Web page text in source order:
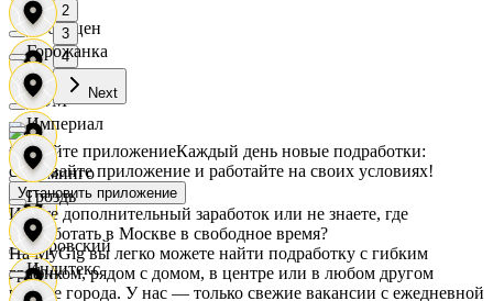
Доброцен
ДОМ
Доминго
Кировский
Горожанка
Империал
Гроздь
Индитекс
2
3
4
Next
Скачайте приложениеКаждый день новые подработки:
скачивайте приложение и работайте на своих условиях!
Установить приложение
Ищете дополнительный заработок или не знаете, где
подработать в Москве в свободное время?
На MyGig вы легко можете найти подработку с гибким
графиком, рядом с домом, в центре или в любом другом
районе города. У нас — только свежие вакансии с ежедневной